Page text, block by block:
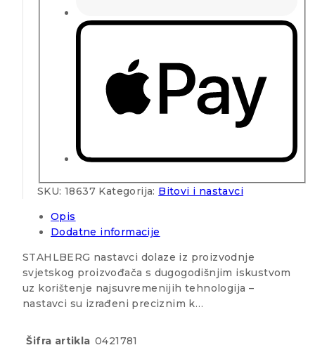
SKU: 18637 Kategorija: Bitovi i nastavci
Opis
Dodatne informacije
STAHLBERG nastavci dolaze iz proizvodnje
svjetskog proizvođača s dugogodišnjim iskustvom
uz korištenje najsuvremenijih tehnologija –
nastavci su izrađeni preciznim k…
Šifra artikla 0421781